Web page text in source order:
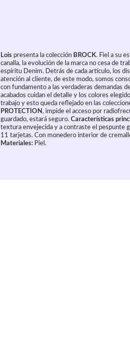
Lois presenta la colección BROCK. Fiel a su
canalla, la evolución de la marca no cesa de
espíritu Denim. Detrás de cada artículo, los
atención al cliente, de este modo, somos
con fundamento a las verdaderas demandas
acabados cuidan el detalle y los colores
trabajo y esto queda reflejado en las
PROTECTION, impide el acceso por
guardado, estará seguro. Características
textura envejecida y a contraste el pespunte
11 tarjetas. Con monedero interior de
Materiales: Piel.